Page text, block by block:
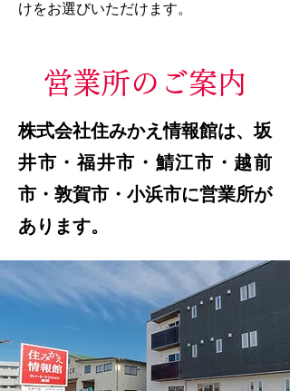
けをお選びいただけます。
​営業所のご案内
株式会社住みかえ情報館は、坂
井市・福井市・鯖江市・越前
市・敦賀市・小浜市に営業所が
あります。